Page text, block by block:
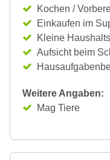
Kochen /
Einkaufen im
Kleine
Aufsicht beim
Weitere Angaben:
Mag Tiere